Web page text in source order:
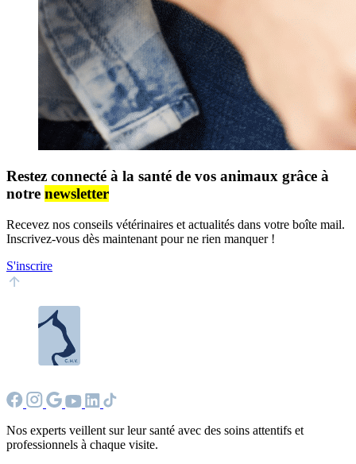
Restez connecté à la santé de vos animaux grâce à
notre newsletter
Recevez nos conseils vétérinaires et actualités dans votre boîte mail.
Inscrivez-vous dès maintenant pour ne rien manquer !
S'inscrire
Nos experts veillent sur leur santé avec des soins attentifs et
professionnels à chaque visite.